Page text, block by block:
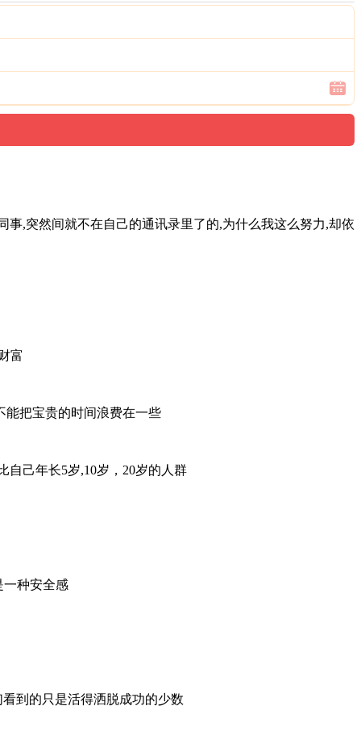
,突然间就不在自己的通讯录里了的,为什么我这么努力,却依
富
能把宝贵的时间浪费在一些
自己年长5岁,10岁，20岁的人群
一种安全感
到的只是活得洒脱成功的少数